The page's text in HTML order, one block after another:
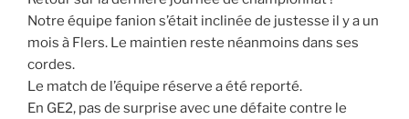
Notre équipe fanion s’était inclinée de justesse il y a un
mois à Flers. Le maintien reste néanmoins dans ses
cordes.
Le match de l’équipe réserve a été reporté.
En GE2, pas de surprise avec une défaite contre le